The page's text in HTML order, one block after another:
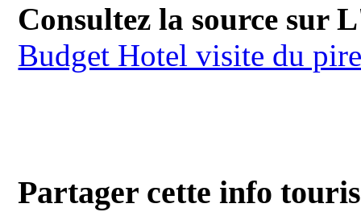
Consultez la source sur
Budget Hotel visite du
Partager cette info